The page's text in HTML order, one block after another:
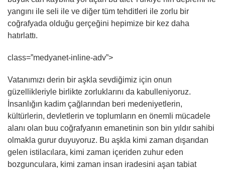
yangını ile seli ile ve diğer tüm tehditleri ile zorlu bir
coğrafyada olduğu gerçeğini hepimize bir kez daha
hatırlattı.
class=”medyanet-inline-adv”>
Vatanımızı derin bir aşkla sevdiğimiz için onun
güzellikleriyle birlikte zorluklarını da kabulleniyoruz.
İnsanlığın kadim çağlarından beri medeniyetlerin,
kültürlerin, devletlerin ve toplumların en önemli mücadele
alanı olan buu coğrafyanın emanetinin son bin yıldır sahibi
olmakla gurur duyuyoruz. Bu aşkla kimi zaman dışarıdan
gelen istilacılara, kimi zaman içeriden zuhur eden
bozgunculara, kimi zaman insan iradesini aşan tabiat